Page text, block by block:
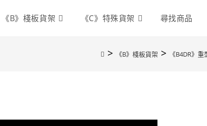
《B》棧板貨架 《C》特殊貨架 尋找商品
> 《B》棧板貨架 > 《B4DR》